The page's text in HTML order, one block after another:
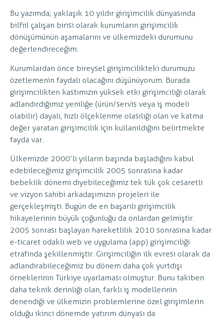
Bu yazımda; yaklaşık 10 yıldır girişimcilik dünyasında
bilfiil çalışan birisi olarak kurumların girişimcilik
dönüşümünün aşamalarını ve ülkemizdeki durumunu
değerlendireceğim.
Kurumlardan önce bireysel girişimcilikteki durumuzu
özetlemenin faydalı olacağını düşünüyorum. Burada
girişimcilikten kastımızın yüksek etki girişimciliği olarak
adlandırdığımız yeniliğe (ürün/servis veya iş modeli
olabilir) dayalı, hızlı ölçeklenme olasılığı olan ve katma
değer yaratan girişimcilik için kullanıldığını belirtmekte
fayda var.
Ülkemizde 2000’li yılların başında başladığını kabul
edebileceğimiz girişimcilik 2005 sonrasına kadar
bebeklik dönemi diyebileceğimiz tek tük çok cesaretli
ve vizyon sahibi arkadaşımızın projeleri ile
gerçekleşmişti. Bugün de en başarılı girişimcilik
hikayelerinin büyük çoğunluğu da onlardan gelmiştir.
2005 sonrası başlayan hareketlilik 2010 sonrasına kadar
e-ticaret odaklı web ve uygulama (app) girişimciliği
etrafında şekillenmiştir. Girişimciliğin ilk evresi olarak da
adlandırabileceğimiz bu dönem daha çok yurtdışı
örneklerinin Türkiye uyarlaması olmuştur. Bunu takiben
daha teknik derinliği olan, farklı iş modellerinin
denendiği ve ülkemizin problemlerine özel girişimlerin
olduğu ikinci dönemde yatırım dünyası da